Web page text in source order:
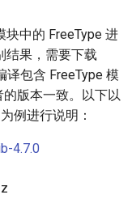
块中的 FreeType 进
结果，需要下载
译包含 FreeType 模
版本一致。以下以
例进行说明：
4.7.0